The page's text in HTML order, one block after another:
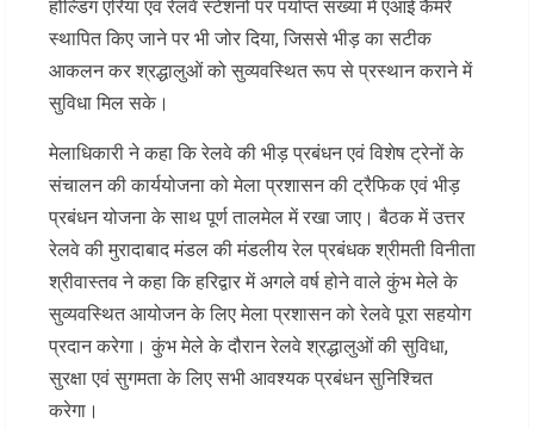
होल्डिंग एरिया एवं रेलवे स्टेशनों पर पर्याप्त संख्या में एआई कैमरे
स्थापित किए जाने पर भी जोर दिया, जिससे भीड़ का सटीक
आकलन कर श्रद्धालुओं को सुव्यवस्थित रूप से प्रस्थान कराने में
सुविधा मिल सके।
मेलाधिकारी ने कहा कि रेलवे की भीड़ प्रबंधन एवं विशेष ट्रेनों के
संचालन की कार्ययोजना को मेला प्रशासन की ट्रैफिक एवं भीड़
प्रबंधन योजना के साथ पूर्ण तालमेल में रखा जाए। बैठक में उत्तर
रेलवे की मुरादाबाद मंडल की मंडलीय रेल प्रबंधक श्रीमती विनीता
श्रीवास्तव ने कहा कि हरिद्वार में अगले वर्ष होने वाले कुंभ मेले के
सुव्यवस्थित आयोजन के लिए मेला प्रशासन को रेलवे पूरा सहयोग
प्रदान करेगा। कुंभ मेले के दौरान रेलवे श्रद्धालुओं की सुविधा,
सुरक्षा एवं सुगमता के लिए सभी आवश्यक प्रबंधन सुनिश्चित
करेगा।